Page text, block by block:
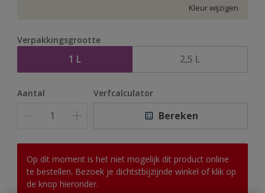
Kleur wijzigen
Verpakkingsgrootte
1 L 2,5 L
Aantal Verfcalculator
Bereken
Op dit moment is het niet mogelijk dit product online
te bestellen. Bezoek je dichtstbijzijnde winkel of klik op
de knop hieronder.